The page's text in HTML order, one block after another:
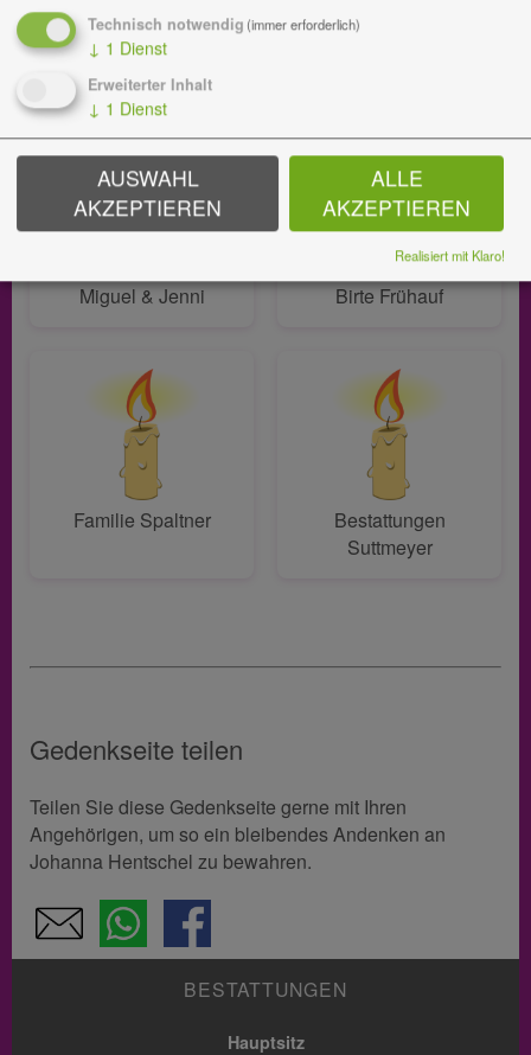
Miguel & Jenni Birte Frühauf
Familie Spaltner
Bestattungen
Suttmeyer
Gedenkseite teilen
Teilen Sie diese Gedenkseite gerne mit Ihren
Angehörigen, um so ein bleibendes Andenken an
Johanna Hentschel zu bewahren.
BESTATTUNGEN
Hauptsitz
Technisch notwendig (immer erforderlich)
↓ 1 Dienst
Erweiterter Inhalt
↓ 1 Dienst
AUSWAHL
AKZEPTIEREN
ALLE
AKZEPTIEREN
Realisiert mit Klaro!